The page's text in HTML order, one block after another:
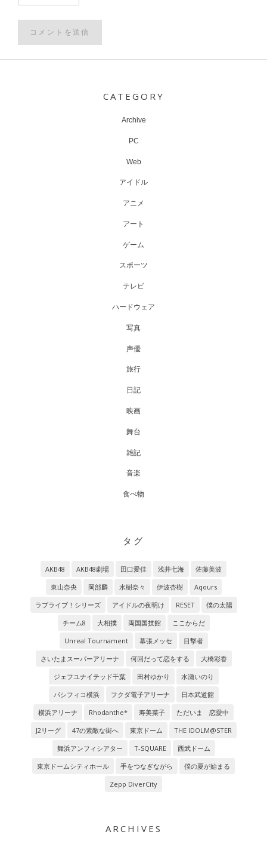
CATEGORY
Archive
PC
Web
アイドル
アニメ
アート
ゲーム
スポーツ
テレビ
ハードウェア
写真
声優
旅行
日記
映画
舞台
雑記
音楽
食べ物
タグ
AKB48 AKB48劇場 田口愛佳 浅井七海
佐藤美波
東山奈央
岡部麟 水樹奈々 伊波杏樹
Aqours
ラブライブ！シリーズ
アイドルの夜明け RESET
僕の太陽
チーム8
大相撲 両国国技館
ここからだ
Unreal Tournament
幕張メッセ
目撃者
さいたまスーパーアリーナ
何回だって恋をする
大橋彩香
ジェフユナイテッド千葉
田村ゆかり
水瀬いのり
パシフィコ横浜
フクダ電子アリーナ
日本武道館
横浜アリーナ
Rhodanthe* 寿美菜子
ただいま 恋愛中
J2リーグ
47の素敵な街へ 東京ドーム
THE IDOLM@STER
舞浜アンフィシアター
T-SQUARE
西武ドーム
東京ドームシティホール
手をつなぎながら
僕の夏が始まる
Zepp DiverCity
ARCHIVES